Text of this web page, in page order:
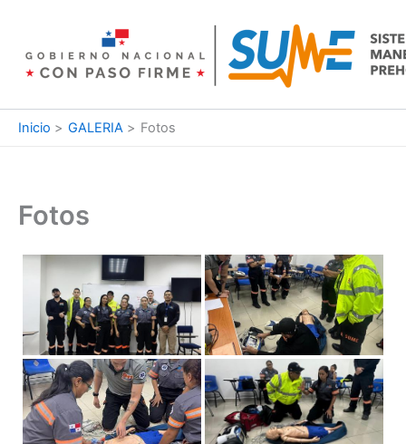
contenido
Inicio GALERIA Fotos
Fotos